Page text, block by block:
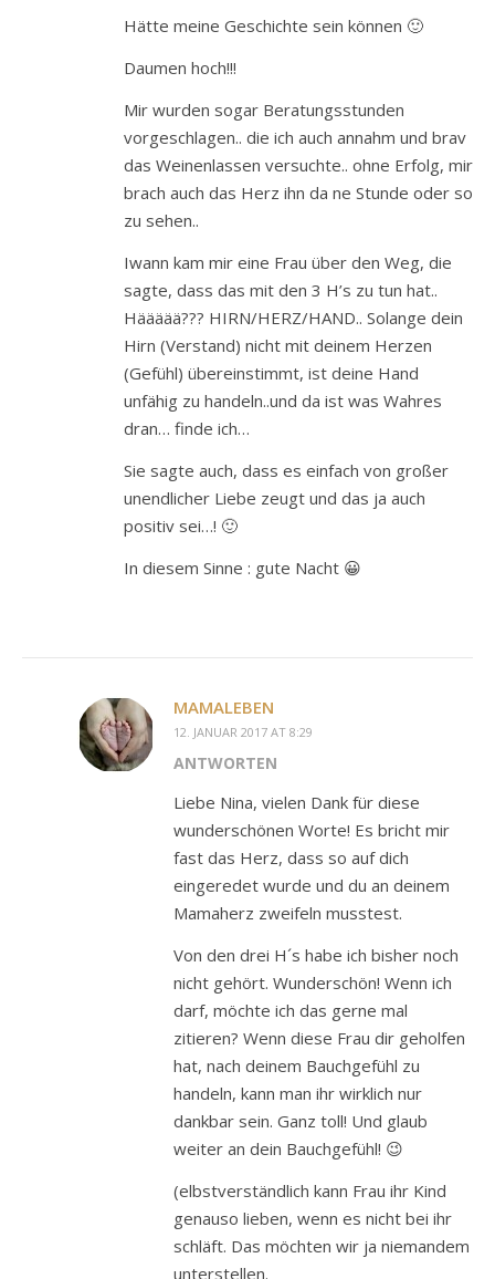
Hätte meine Geschichte sein können 🙂
Daumen hoch!!!
Mir wurden sogar Beratungsstunden
vorgeschlagen.. die ich auch annahm und brav
das Weinenlassen versuchte.. ohne Erfolg, mir
brach auch das Herz ihn da ne Stunde oder so
zu sehen..
Iwann kam mir eine Frau über den Weg, die
sagte, dass das mit den 3 H’s zu tun hat..
Häääää??? HIRN/HERZ/HAND.. Solange dein
Hirn (Verstand) nicht mit deinem Herzen
(Gefühl) übereinstimmt, ist deine Hand
unfähig zu handeln..und da ist was Wahres
dran… finde ich…
Sie sagte auch, dass es einfach von großer
unendlicher Liebe zeugt und das ja auch
positiv sei…! 🙂
In diesem Sinne : gute Nacht 😀
MAMALEBEN
12. JANUAR 2017 AT 8:29
ANTWORTEN
Liebe Nina, vielen Dank für diese
wunderschönen Worte! Es bricht mir
fast das Herz, dass so auf dich
eingeredet wurde und du an deinem
Mamaherz zweifeln musstest.
Von den drei H´s habe ich bisher noch
nicht gehört. Wunderschön! Wenn ich
darf, möchte ich das gerne mal
zitieren? Wenn diese Frau dir geholfen
hat, nach deinem Bauchgefühl zu
handeln, kann man ihr wirklich nur
dankbar sein. Ganz toll! Und glaub
weiter an dein Bauchgefühl! 😉
(elbstverständlich kann Frau ihr Kind
genauso lieben, wenn es nicht bei ihr
schläft. Das möchten wir ja niemandem
unterstellen.